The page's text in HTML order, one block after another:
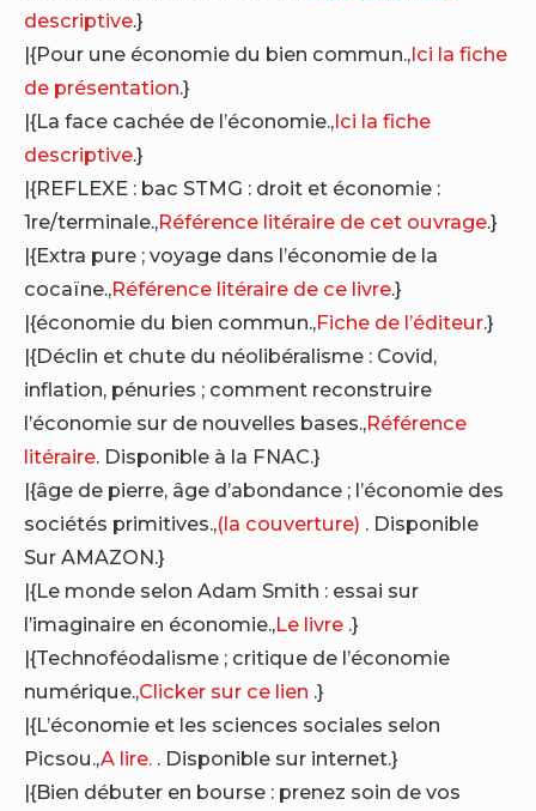
descriptive.}
|{Pour une économie du bien commun.,Ici la fiche
de présentation.}
|{La face cachée de l’économie.,Ici la fiche
descriptive.}
|{REFLEXE : bac STMG : droit et économie :
1re/terminale.,Référence litéraire de cet ouvrage.}
|{Extra pure ; voyage dans l’économie de la
cocaïne.,Référence litéraire de ce livre.}
|{économie du bien commun.,Fiche de l’éditeur.}
|{Déclin et chute du néolibéralisme : Covid,
inflation, pénuries ; comment reconstruire
l’économie sur de nouvelles bases.,Référence
litéraire. Disponible à la FNAC.}
|{âge de pierre, âge d’abondance ; l’économie des
sociétés primitives.,(la couverture) . Disponible
Sur AMAZON.}
|{Le monde selon Adam Smith : essai sur
l’imaginaire en économie.,Le livre .}
|{Technoféodalisme ; critique de l’économie
numérique.,Clicker sur ce lien .}
|{L’économie et les sciences sociales selon
Picsou.,A lire. . Disponible sur internet.}
|{Bien débuter en bourse : prenez soin de vos